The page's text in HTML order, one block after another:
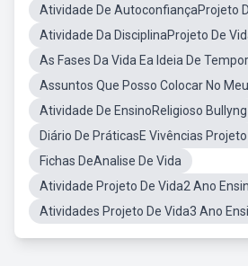
Atividade De AutoconfiançaProjeto
Atividade Da DisciplinaProjeto De
As Fases Da Vida Ea Ideia De
Assuntos Que Posso Colocar No
Atividade De EnsinoReligioso Bullyng
Diário De PráticasE Vivências
Fichas DeAnalise De Vida
Atividade Projeto De Vida2 Ano
Atividades Projeto De Vida3 Ano